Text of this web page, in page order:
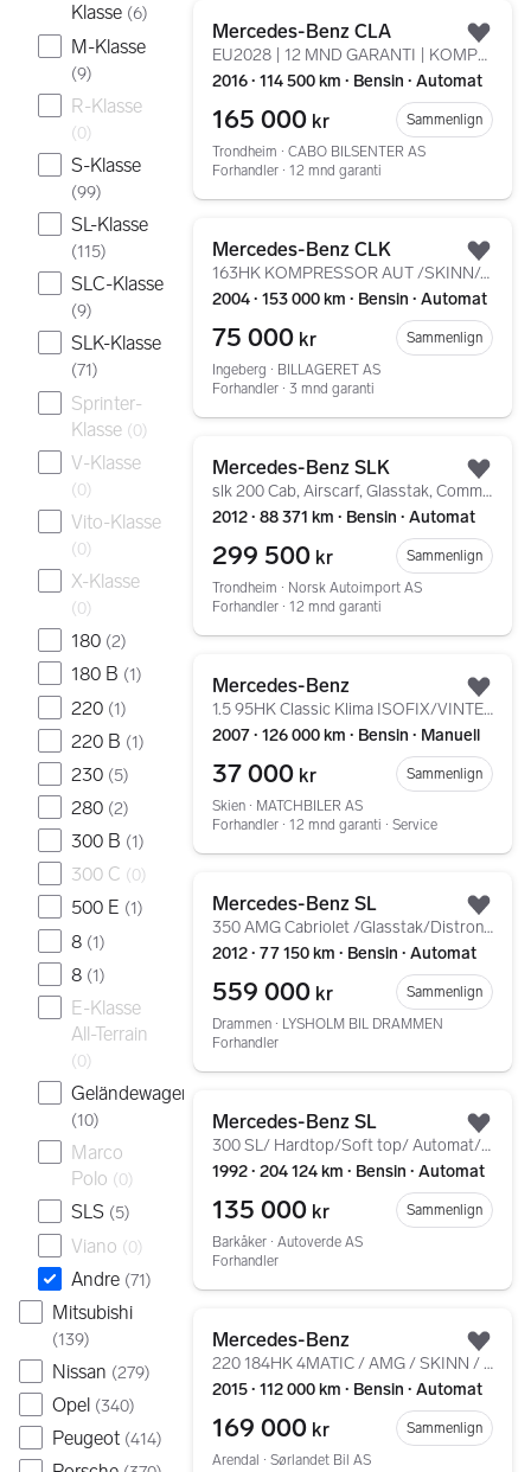
Klasse (6)
M-Klasse
(9)
R-Klasse
(0)
S-Klasse
(99)
SL-Klasse
(115)
SLC-Klasse
(9)
SLK-Klasse
(71)
Sprinter-
Klasse (0)
V-Klasse
(0)
Vito-Klasse
(0)
X-Klasse
(0)
180 (2)
180 B (1)
220 (1)
220 B (1)
230 (5)
280 (2)
300 B (1)
300 C (0)
500 E (1)
8 (1)
8 (1)
E-Klasse
All-Terrain
(0)
Geländewagen
(10)
Marco
Polo (0)
SLS (5)
Viano (0)
Andre (71)
Mitsubishi
(139)
Nissan (279)
Opel (340)
Peugeot (414)
Mercedes-Benz CLA
EU2028 | 12 MND GARANTI | KOMPLETT SERVICE
2016 ∙ 114 500 km ∙ Bensin ∙ Automat
165 000 kr
Sammenlign
Trondheim ∙ CABO BILSENTER AS
Forhandler ∙ 12 mnd garanti
Mercedes-Benz CLK
163HK KOMPRESSOR AUT /SKINN/AUTOMAT/CRUISE/LAV-KM/EU OK
2004 ∙ 153 000 km ∙ Bensin ∙ Automat
75 000 kr
Sammenlign
Ingeberg ∙ BILLAGERET AS
Forhandler ∙ 3 mnd garanti
Mercedes-Benz SLK
slk 200 Cab, Airscarf, Glasstak, Command, ILS
2012 ∙ 88 371 km ∙ Bensin ∙ Automat
299 500 kr
Sammenlign
Trondheim ∙ Norsk Autoimport AS
Forhandler ∙ 12 mnd garanti
Mercedes-Benz
1.5 95HK Classic Klima ISOFIX/VINTERPAKKEN++
2007 ∙ 126 000 km ∙ Bensin ∙ Manuell
37 000 kr
Sammenlign
Skien ∙ MATCHBILER AS
Forhandler ∙ 12 mnd garanti ∙ Service
Mercedes-Benz SL
350 AMG Cabriolet /Glasstak/Distronic Plus/Airscarf/+++
2012 ∙ 77 150 km ∙ Bensin ∙ Automat
559 000 kr
Sammenlign
Drammen ∙ LYSHOLM BIL DRAMMEN
Forhandler
Mercedes-Benz SL
300 SL/ Hardtop/Soft top/ Automat/ Skinn/
1992 ∙ 204 124 km ∙ Bensin ∙ Automat
135 000 kr
Sammenlign
Barkåker ∙ Autoverde AS
Forhandler
Mercedes-Benz
220 184HK 4MATIC / AMG / SKINN / KAMERA / NAVI
2015 ∙ 112 000 km ∙ Bensin ∙ Automat
169 000 kr
Sammenlign
Arendal ∙ Sørlandet Bil AS